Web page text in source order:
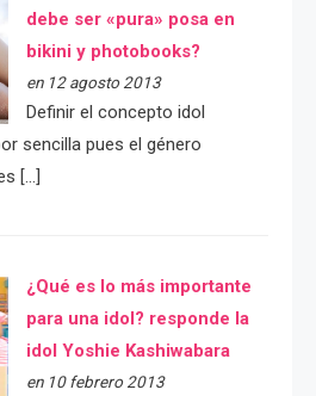
debe ser «pura» posa en
bikini y photobooks?
en 12 agosto 2013
Definir el concepto idol
sencilla pues el género
[…]
¿Qué es lo más importante
para una idol? responde la
idol Yoshie Kashiwabara
en 10 febrero 2013